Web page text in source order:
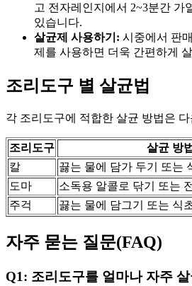
고 전자레인지에서 2~3분간 가
있습니다.
살균제 사용하기: 시중에서 판
제를 사용하면 더욱 간편하게
조리도구 별 살균법
각 조리도구에 적합한 살균 방법은
조리도구
살균 방법
칼
끓는 물에 담가 두기 또는
도마
소독용 알콜로 닦기 또는
주걱
끓는 물에 담그기 또는 식
자주 묻는 질문(FAQ)
Q1: 조리도구를 얼마나 자주